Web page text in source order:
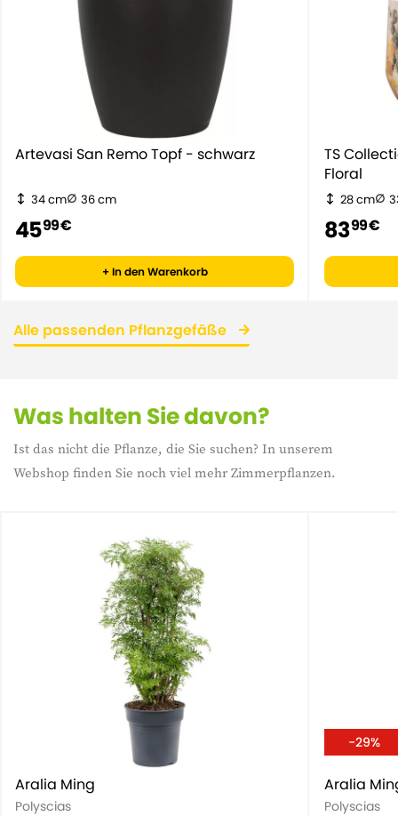
Artevasi San Remo Topf - schwarz
34 cm 36 cm
4599 €
+ In den Warenkorb
TS
Floral
28 cm
8399 €
Alle passenden Pflanzgefäße
Was halten Sie davon?
Ist das nicht die Pflanze, die Sie suchen? In unserem
Webshop finden Sie noch viel mehr Zimmerpflanzen.
Aralia Ming
Polyscias
-29%
Aralia
Polyscias